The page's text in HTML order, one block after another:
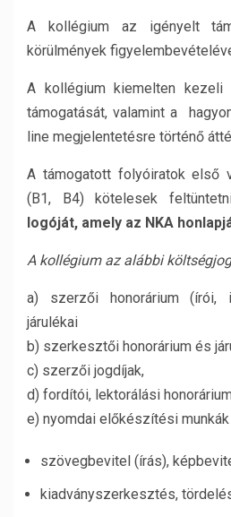
A kollégium az igényelt
körülmények
A kollégium kiemelten
támogatását, valamint a
line megjelentetésre történő
A támogatott folyóiratok első
(B1, B4) kötelesek
logóját, amely az NKA
A kollégium az alábbi
a) szerzői honorárium (írói,
járulékai
b) szerkesztői honorárium és
c) szerzői jogdíjak,
d) fordítói, lektorálási
e) nyomdai előkészítési
szövegbevitel (írás),
kiadványszerkesztés,